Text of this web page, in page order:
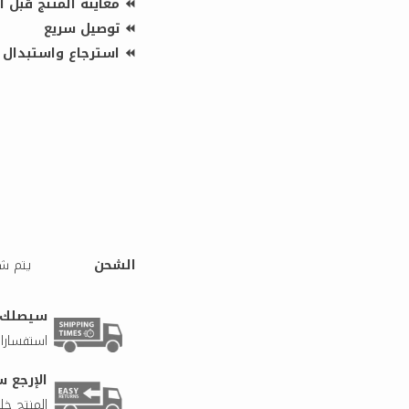
⏪ توصيل سريع
⏪ استرجاع واستبدال
الشحن يتم
سيصلك